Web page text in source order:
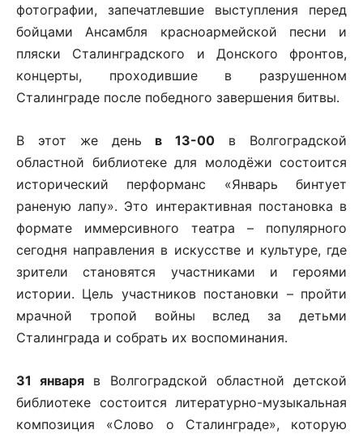
фотографии, запечатлевшие выступления перед
бойцами Ансамбля красноармейской песни и
пляски Сталинградского и Донского фронтов,
концерты, проходившие в разрушенном
Сталинграде после победного завершения битвы.
В этот же день в 13-00 в Волгоградской
областной библиотеке для молодёжи состоится
исторический перформанс «Январь бинтует
раненую лапу». Это интерактивная постановка в
формате иммерсивного театра – популярного
сегодня направления в искусстве и культуре, где
зрители становятся участниками и героями
истории. Цель участников постановки – пройти
мрачной тропой войны вслед за детьми
Сталинграда и собрать их воспоминания.
31 января в Волгоградской областной детской
библиотеке состоится литературно-музыкальная
композиция «Слово о Сталинграде», которую